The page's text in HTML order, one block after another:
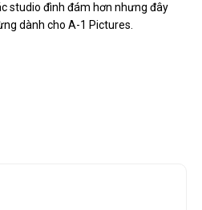
studio đình đám hơn nhưng đây
dành cho A-1 Pictures.